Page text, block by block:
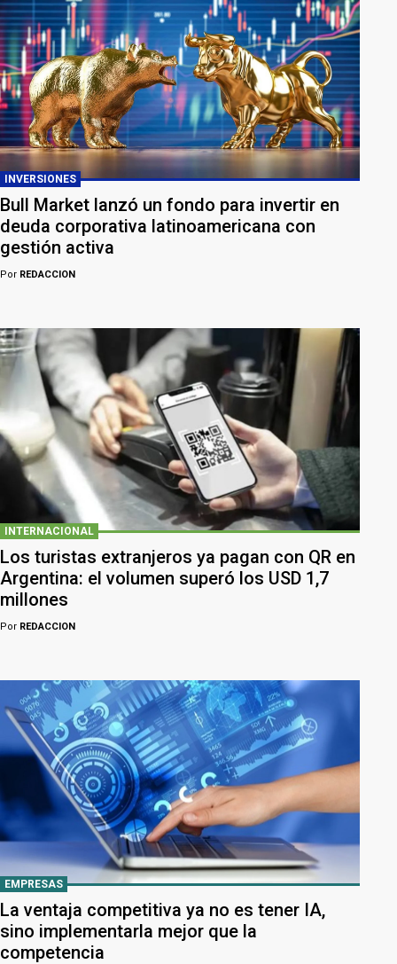
INVERSIONES
Bull Market lanzó un fondo para invertir en
deuda corporativa latinoamericana con
gestión activa
Por REDACCION
INTERNACIONAL
Los turistas extranjeros ya pagan con QR en
Argentina: el volumen superó los USD 1,7
millones
Por REDACCION
EMPRESAS
La ventaja competitiva ya no es tener IA,
sino implementarla mejor que la
competencia